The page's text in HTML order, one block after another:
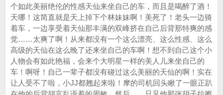
个如此美丽绝伦的性感天仙来坐自己的车，而且是喝醉了酒！
天哪！这简直就是天上掉下个林妹妹啊！美死了！老头一边骑
着车，一边享受着天仙那丰满的双峰挤在自己后背那特爽的感
觉……太爽了啊！从来都没有一个这么漂亮、这么性感、这么
高级的天仙在这么晚了还来坐自己的车啊！想不到自己这个小
人物会有如此艳福，会来个大明星一样的美人儿来坐自己的
车！啊呀！自己一辈子都没有碰过这么美丽的天仙的啊！实在
让人受不了啦，小JJ都翘起来啦！摩的司机回头瞅了一眼正趴